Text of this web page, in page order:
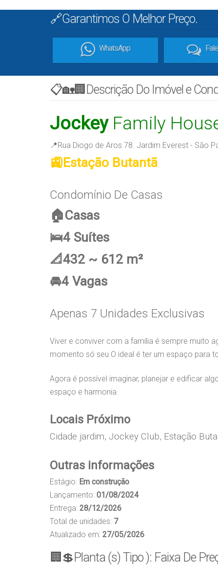
🔗Garantimos O Melhor Preço.
WhatsApp
📋🏡🏢Descrição Do Imóvel e
JockeyFamily
📍Rua Diogo de Aros 78. Jardim Everest - São
🚉Estação Butantã
Condomínio De Casas
🏠Casas
🛌4 Suítes
📐432 ~ 612 m²
🚘4 Vagas
Apenas 7 Unidades Exclusivas
Viver e conviver com a família é sempre muito
momento só seu O ideal é ter um espaço para
Agora é possível imaginar, planejar e edificar
espaço e harmonia.
Locais Próximo
Cidade jardim, Jockey Club, Estação
Outras informações
Estágio: Em construção
Lançamento: 01/08/2024
Entrega: 28/12/2026
Total de unidades: 7
Atualizado em: 27/05/2026
🏢💲Planta (s) Tipo ): Faixa De